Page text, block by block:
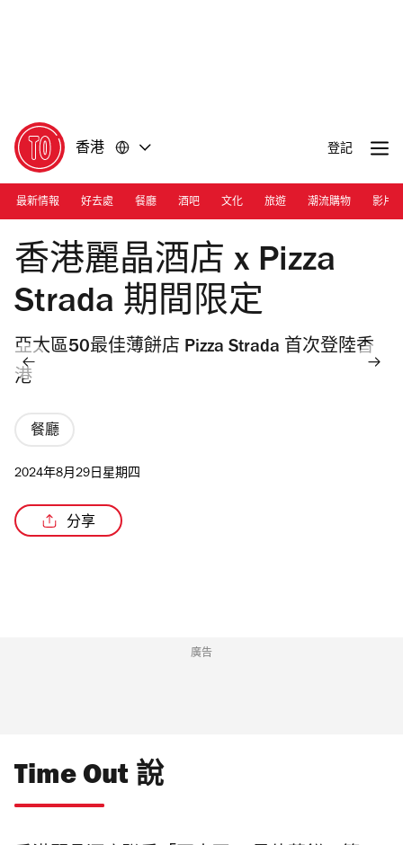
香港 登記
最新情報 好去處 餐廳 酒吧 文化 旅遊 潮流購物 影片
Photograph: Ann Chiu
香港麗晶酒店 x Pizza
Strada 期間限定
亞太區50最佳薄餅店 Pizza Strada 首次登陸香
港
餐廳
2024年8月29日星期四
分享
廣告
Time Out 說